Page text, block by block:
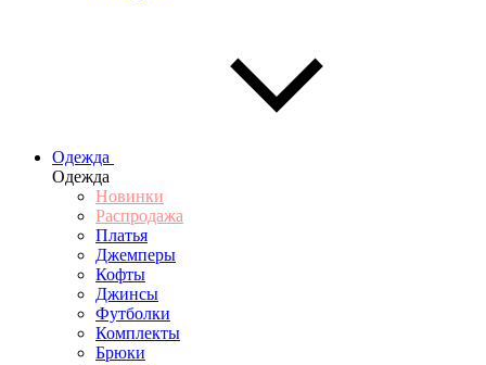
Одежда
Одежда
Новинки
Распродажа
Платья
Джемперы
Кофты
Джинсы
Футболки
Комплекты
Брюки